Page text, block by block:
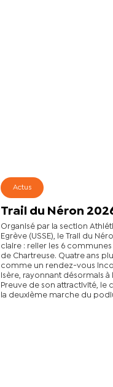
Actus
Trail du Néron
Organisé par la section
Egrève (USSE), le Trail du
claire : relier les 6
de Chartreuse. Quatre ans
comme un rendez-vous
Isère, rayonnant désormais
Preuve de son attractivité, le
la deuxième marche du